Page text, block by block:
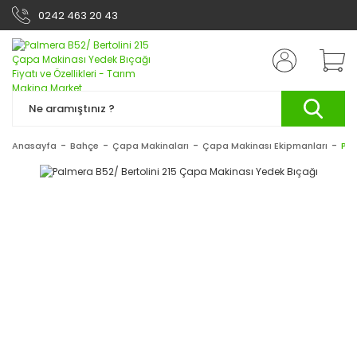
0242 463 20 43
Anasayfa Bahçe Çapa Makinaları Çapa Makinası Ekipmanları